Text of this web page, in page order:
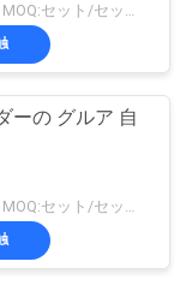
交渉可能 MOQ:セット/セット1
ーの グルア 自